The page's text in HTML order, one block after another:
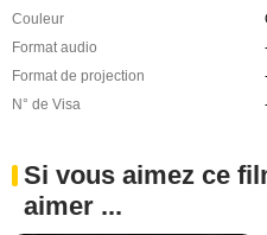
Couleur
Format audio
Format de projection
N° de Visa
Si vous aimez ce
aimer ...